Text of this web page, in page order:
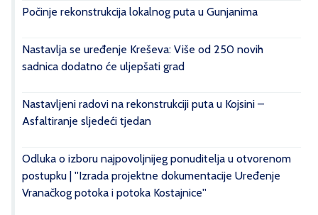
Počinje rekonstrukcija lokalnog puta u Gunjanima
Nastavlja se uređenje Kreševa: Više od 250 novih
sadnica dodatno će uljepšati grad
Nastavljeni radovi na rekonstrukciji puta u Kojsini –
Asfaltiranje sljedeći tjedan
Odluka o izboru najpovoljnijeg ponuditelja u otvorenom
postupku | ''Izrada projektne dokumentacije Uređenje
Vranačkog potoka i potoka Kostajnice''